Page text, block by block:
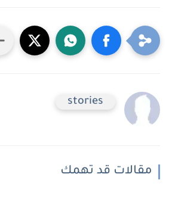
stories
مقالات قد تهمك